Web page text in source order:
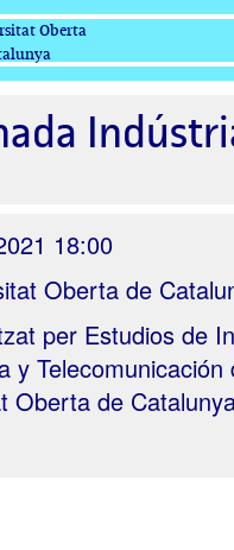
Oberta
18:00
Oberta de
per Estudios de
y Telecomunicación
Oberta de